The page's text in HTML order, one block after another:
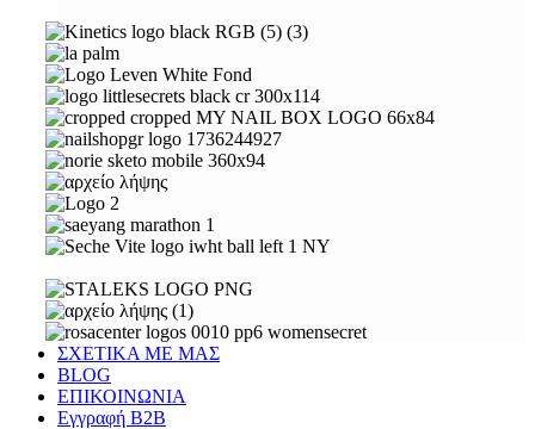
ΣΧΕΤΙΚΑ ΜΕ ΜΑΣ
BLOG
ΕΠΙΚΟΙΝΩΝΙΑ
Εγγραφή Β2Β